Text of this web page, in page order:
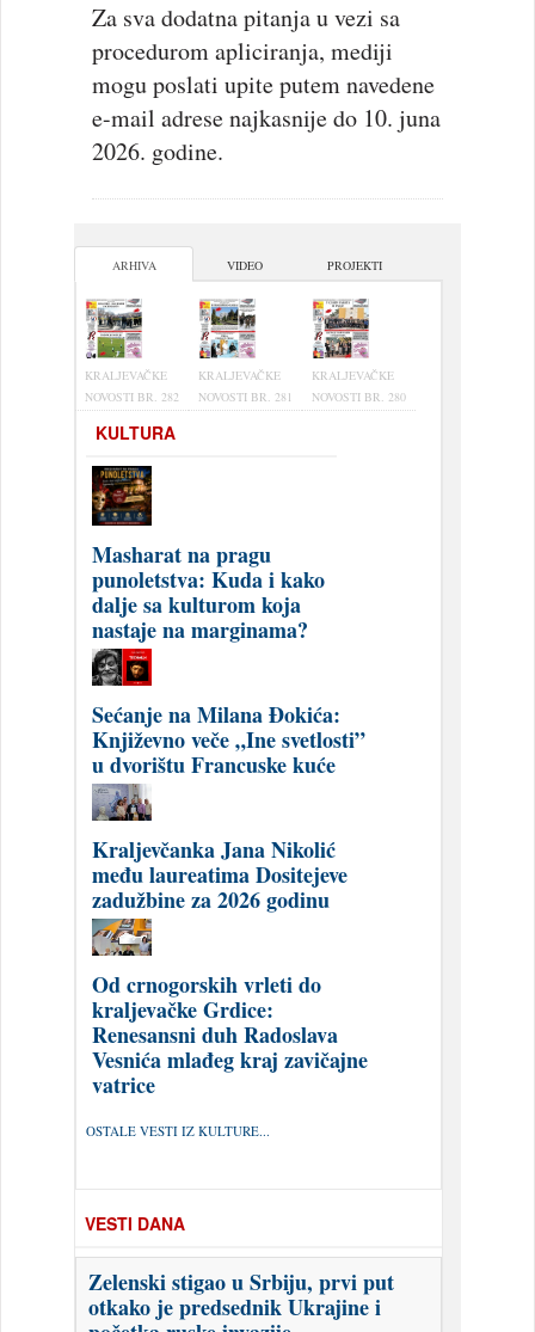
Za sva dodatna pitanja u vezi sa
procedurom apliciranja, mediji
mogu poslati upite putem navedene
e-mail adrese najkasnije do 10. juna
2026. godine.
ARHIVA VIDEO PROJEKTI
KRALJEVAČKE
NOVOSTI BR. 282
KRALJEVAČKE
NOVOSTI BR. 281
KRALJEVAČKE
NOVOSTI BR. 280
KULTURA
Masharat na pragu
punoletstva: Kuda i kako
dalje sa kulturom koja
nastaje na marginama?
Sećanje na Milana Đokića:
Književno veče „Ine svetlosti”
u dvorištu Francuske kuće
Kraljevčanka Jana Nikolić
među laureatima Dositejeve
zadužbine za 2026 godinu
Od crnogorskih vrleti do
kraljevačke Grdice:
Renesansni duh Radoslava
Vesnića mlađeg kraj zavičajne
vatrice
OSTALE VESTI IZ KULTURE...
VESTI DANA
Zelenski stigao u Srbiju, prvi put
otkako je predsednik Ukrajine i